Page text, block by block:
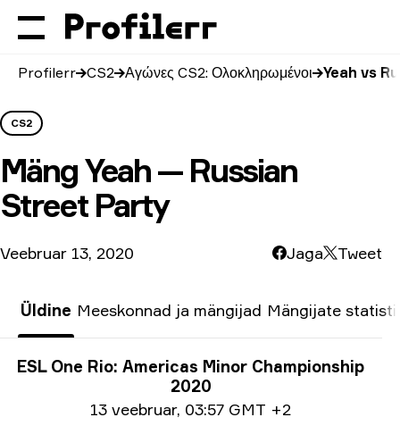
Profilerr CS2 Αγώνες CS2: Ολοκληρωμένοι Yeah vs
CS2
MängYeah — Russian
Street Party
Veebruar 13, 2020 Jaga Tweet
Üldine Meeskonnad ja mängijad Mängijate
Turniiri info
ESL One Rio: Americas Minor Championship
2020
13 veebruar, 03:57 GMT +2